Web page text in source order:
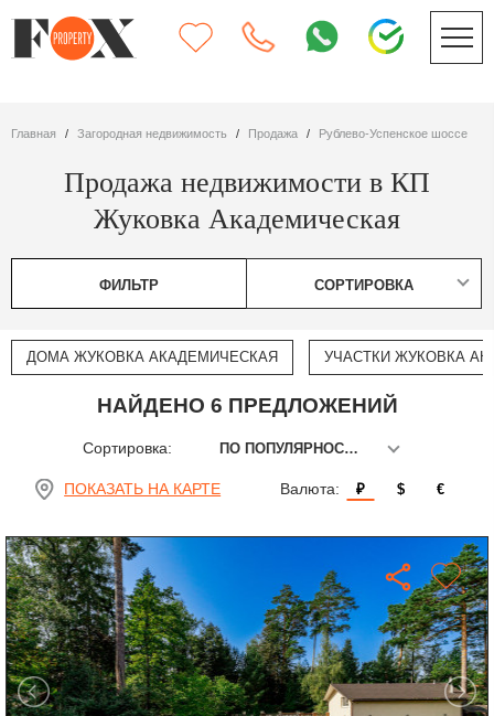
Главная Загородная недвижимость Продажа Рублево-Успенское шоссе
Продажа недвижимости в КП
Жуковка Академическая
ФИЛЬТР СОРТИРОВКА
ДОМА ЖУКОВКА АКАДЕМИЧЕСКАЯ УЧАСТКИ ЖУКОВКА
НАЙДЕНО 6 ПРЕДЛОЖЕНИЙ
Сортировка: ПО ПОПУЛЯРНОСТИ
ПОКАЗАТЬ НА КАРТЕ Валюта: ₽ $ €